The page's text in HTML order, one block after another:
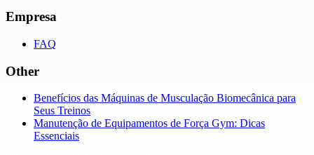
Empresa
FAQ
Other
Benefícios das Máquinas de Musculação Biomecânica para
Seus Treinos
Manutenção de Equipamentos de Força Gym: Dicas
Essenciais